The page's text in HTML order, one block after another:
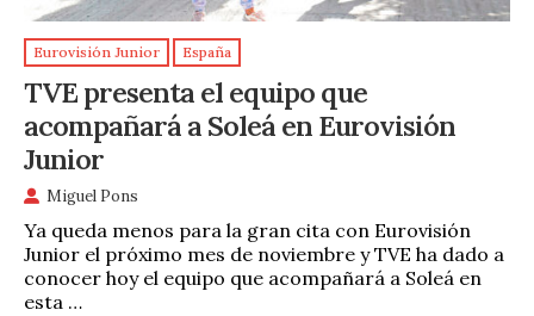
Eurovisión Junior España
TVE presenta el equipo que
acompañará a Soleá en Eurovisión
Junior
Miguel Pons
Ya queda menos para la gran cita con Eurovisión
Junior el próximo mes de noviembre y TVE ha dado a
conocer hoy el equipo que acompañará a Soleá en
esta …